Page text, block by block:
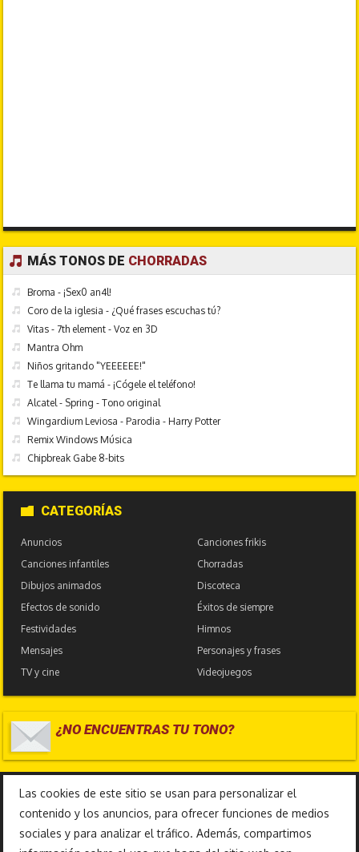
MÁS TONOS DE CHORRADAS
Broma - ¡Sex0 an4l!
Coro de la iglesia - ¿Qué frases escuchas tú?
Vitas - 7th element - Voz en 3D
Mantra Ohm
Niños gritando "YEEEEEE!"
Te llama tu mamá - ¡Cógele el teléfono!
Alcatel - Spring - Tono original
Wingardium Leviosa - Parodia - Harry Potter
Remix Windows Música
Chipbreak Gabe 8-bits
CATEGORÍAS
Anuncios
Canciones frikis
Canciones infantiles
Chorradas
Dibujos animados
Discoteca
Efectos de sonido
Éxitos de siempre
Festividades
Himnos
Mensajes
Personajes y frases
TV y cine
Videojuegos
¿NO ENCUENTRAS TU TONO?
Las cookies de este sitio se usan para personalizar el
contenido y los anuncios, para ofrecer funciones de medios
sociales y para analizar el tráfico. Además, compartimos